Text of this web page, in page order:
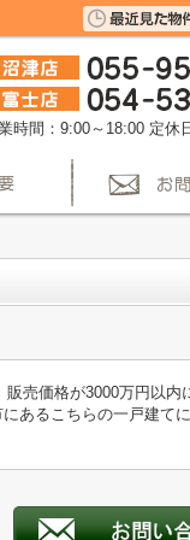
時間：9:00～18:00 定休
売価格が3000万円以内
あるこちらの一戸建てに